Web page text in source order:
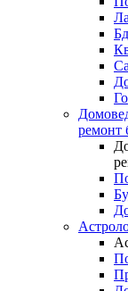
ремонт